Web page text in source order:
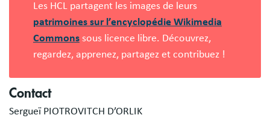
Les HCL partagent les images de leurs
patrimoines sur l’encyclopédie Wikimedia
Commons sous licence libre. Découvrez,
regardez, apprenez, partagez et contribuez !
Contact
Sergueï PIOTROVITCH D’ORLIK